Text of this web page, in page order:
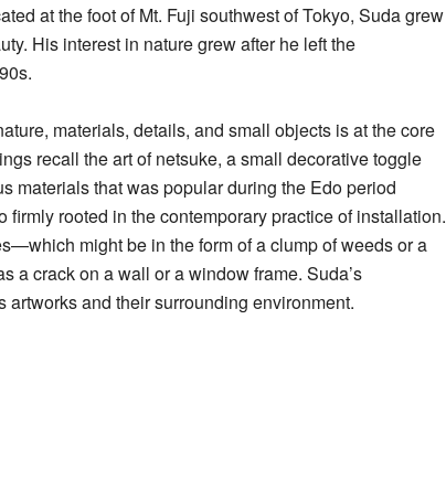
at the foot of Mt. Fuji southwest of Tokyo, Suda grew
His interest in nature grew after he left the
materials, details, and small objects is at the core
recall the art of netsuke, a small decorative toggle
materials that was popular during the Edo period
firmly rooted in the contemporary practice of installation.
might be in the form of a clump of weeds or a
crack on a wall or a window frame. Suda’s
and their surrounding environment.